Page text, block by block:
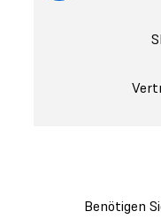
Benötigen